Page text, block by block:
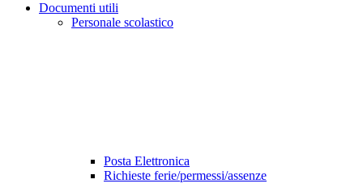
Documenti utili
Personale scolastico
Posta Elettronica
Richieste ferie/permessi/assenze